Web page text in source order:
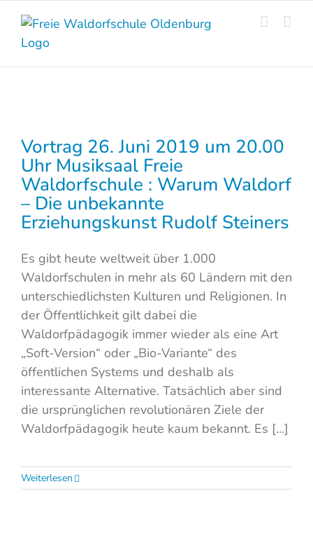
content
Vortrag 26. Juni 2019 um 20.00
Uhr Musiksaal Freie
Waldorfschule : Warum Waldorf
– Die unbekannte
Erziehungskunst Rudolf Steiners
Es gibt heute weltweit über 1.000
Waldorfschulen in mehr als 60 Ländern mit den
unterschiedlichsten Kulturen und Religionen. In
der Öffentlichkeit gilt dabei die
Waldorfpädagogik immer wieder als eine Art
„Soft-Version“ oder „Bio-Variante“ des
öffentlichen Systems und deshalb als
interessante Alternative. Tatsächlich aber sind
die ursprünglichen revolutionären Ziele der
Waldorfpädagogik heute kaum bekannt. Es [...]
Weiterlesen